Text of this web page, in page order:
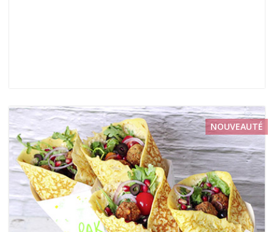
NOUVEAUTÉ